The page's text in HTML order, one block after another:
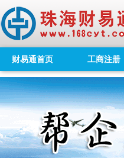
财易通首页 工商注册